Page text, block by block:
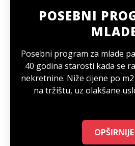
POSEBNI
Posebni program za mlade
40 godina starosti kada se
nekretnine. Niže cijene po
na tržištu, uz olakšane
OPŠIRNIJE